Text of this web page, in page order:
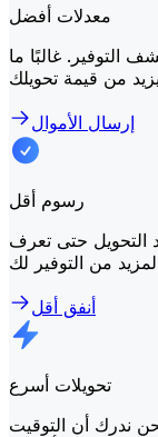
معدلات أفضل
التوفير. غالبًا ما
إرسال الأموال
رسوم أقل
التحويل حتى تعرف
أنفق أقل
تحويلات أسرع
ندرك أن التوقيت